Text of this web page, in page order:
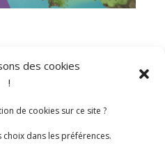
des cookies
!
de cookies sur ce site ?
dans les préférences.